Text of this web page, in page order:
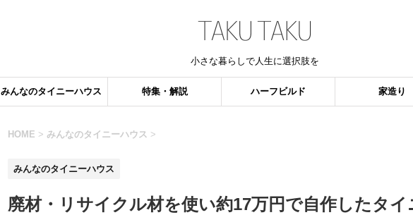
小さな暮らしで人生に選択肢を
みんなのタイニーハウス 特集・解説 ハーフビルド 家造り
HOME > みんなのタイニーハウス >
みんなのタイニーハウス
廃材・リサイクル材を使い約17万円で自作したタイ